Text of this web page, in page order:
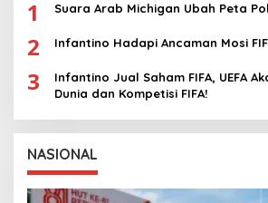
1 Suara Arab Michigan Ubah Peta
2 Infantino Hadapi Ancaman Mosi
3
Infantino Jual Saham FIFA, UEFA
Dunia dan Kompetisi FIFA!
NASIONAL